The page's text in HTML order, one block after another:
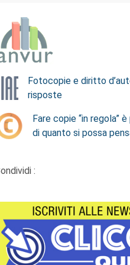
Fotocopie e diritto
risposte
Fare copie “in regola”
di quanto si possa
: